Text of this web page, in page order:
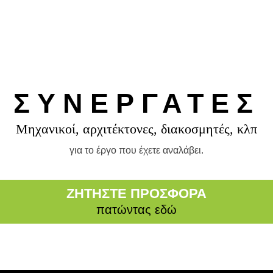
ΣΥΝΕΡΓΑΤΕΣ
Μηχανικοί, αρχιτέκτονες, διακοσμητές, κλπ
για το έργο που έχετε αναλάβει.
ΖΗΤΗΣΤΕ ΠΡΟΣΦΟΡΑ
πατώντας εδώ